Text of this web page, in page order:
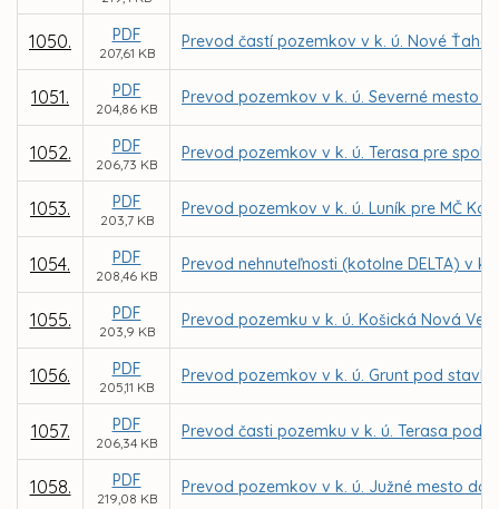
1050. PDF
207,61 KB
Prevod častí pozemkov v k. ú. Nové
1051. PDF
204,86 KB
Prevod pozemkov v k. ú. Severné mesto
1052. PDF
206,73 KB
Prevod pozemkov v k. ú. Terasa pre
1053. PDF
203,7 KB
Prevod pozemkov v k. ú. Luník pre MČ
1054. PDF
208,46 KB
Prevod nehnuteľnosti (kotolne DELTA) v k.
1055. PDF
203,9 KB
Prevod pozemku v k. ú. Košická Nová
1056. PDF
205,11 KB
Prevod pozemkov v k. ú. Grunt pod
1057. PDF
206,34 KB
Prevod časti pozemku v k. ú. Terasa pod
1058. PDF
219,08 KB
Prevod pozemkov v k. ú. Južné mesto do